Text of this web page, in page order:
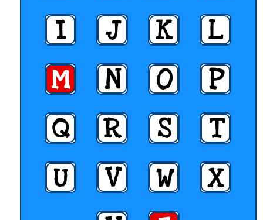
I
J K
L
M
N O
P
Q
R S
T
U
V W
X